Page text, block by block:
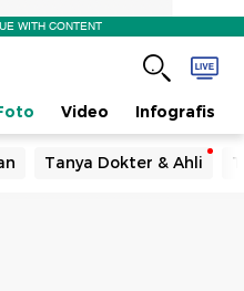
WITH CONTENT
Video Infografis
Tanya Dokter & Ahli